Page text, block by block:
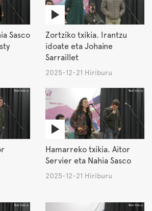
Sasco
Zortziko txikia. Irantzu
idoate eta Johaine
Sarraillet
2025-12-21 Hiriburu
Hamarreko txikia. Aitor
Servier eta Nahia Sasco
2025-12-21 Hiriburu